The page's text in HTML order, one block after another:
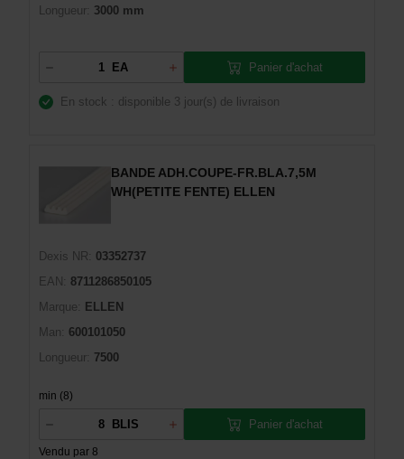
Longueur: 3000 mm
EA Panier d'achat
En stock : disponible 3 jour(s) de livraison
BANDE ADH.COUPE-FR.BLA.7,5M
WH(PETITE FENTE) ELLEN
Dexis NR:
03352737
EAN:
8711286850105
Marque:
ELLEN
Man:
600101050
Longueur: 7500
min (8)
BLIS
Vendu par 8
Panier d'achat